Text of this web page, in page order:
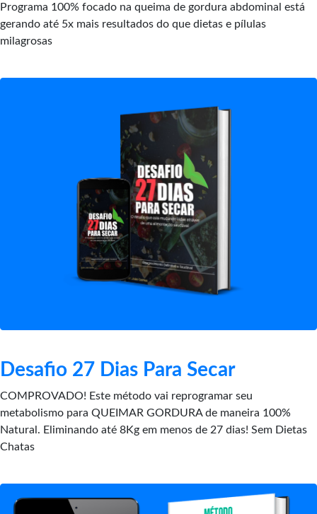
Programa 100% focado na queima de gordura abdominal está
gerando até 5x mais resultados do que dietas e pílulas
milagrosas
Desafio 27 Dias Para Secar
COMPROVADO! Este método vai reprogramar seu
metabolismo para QUEIMAR GORDURA de maneira 100%
Natural. Eliminando até 8Kg em menos de 27 dias! Sem Dietas
Chatas